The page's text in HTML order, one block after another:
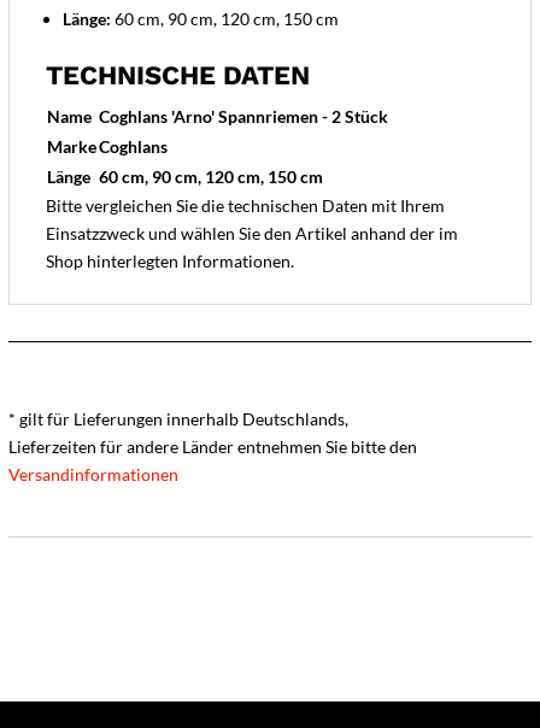
Länge: 60 cm, 90 cm, 120 cm, 150 cm
TECHNISCHE DATEN
Name Coghlans 'Arno' Spannriemen - 2 Stück
MarkeCoghlans
Länge 60 cm, 90 cm, 120 cm, 150 cm
Bitte vergleichen Sie die technischen Daten mit Ihrem
Einsatzzweck und wählen Sie den Artikel anhand der im
Shop hinterlegten Informationen.
* gilt für Lieferungen innerhalb Deutschlands,
Lieferzeiten für andere Länder entnehmen Sie bitte den
Versandinformationen